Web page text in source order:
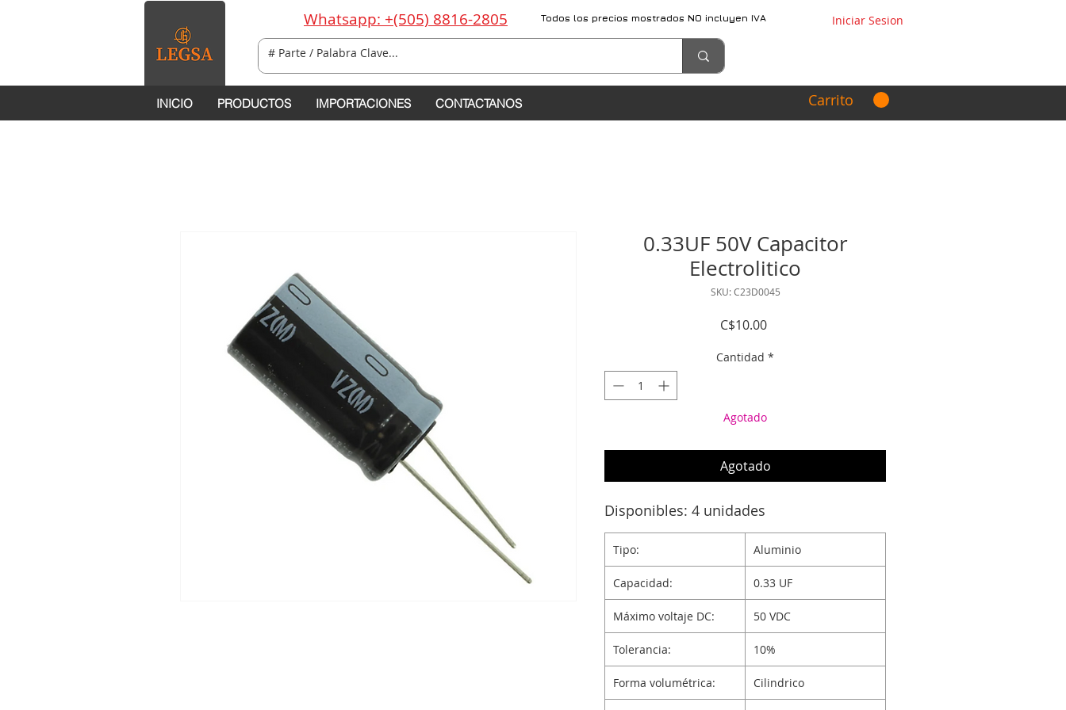
Whatsapp: +(505) 8816-2805 Todos los precios mostrados NO incluyen IVA Iniciar Sesion
INICIO PRODUCTOS IMPORTACIONES CONTACTANOS Carrito
0.33UF 50V Capacitor
Electrolitico
SKU: C23D0045
C$10.00Precio
Cantidad *
Agotado
Agotado
Disponibles: 4 unidades
Tipo: Aluminio
Capacidad: 0.33 UF
Máximo voltaje DC: 50 VDC
Tolerancia: 10%
Forma volumétrica: Cilindrico